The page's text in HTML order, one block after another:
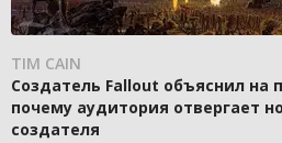
TIM CAIN
Создатель Fallout объяснил на
почему аудитория отвергает
создателя